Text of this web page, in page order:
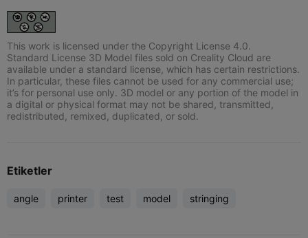
This work is licensed under the Copyright License 4.0.
Standard License 3D Model files sold on Creality Cloud are
available under a standard license, which has certain restrictions.
In particular, these files cannot be used for any commercial use;
it’s for personal use only. 3D model or any portion of the model in
a digital or physical format may not be shared, transmitted,
redistributed, remixed, duplicated, or sold.
Etiketler
angle printer test model stringing